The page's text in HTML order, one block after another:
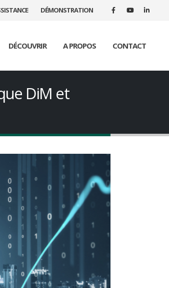
DÉMONSTRATION
DÉCOUVRIR A PROPOS CONTACT
DiM et